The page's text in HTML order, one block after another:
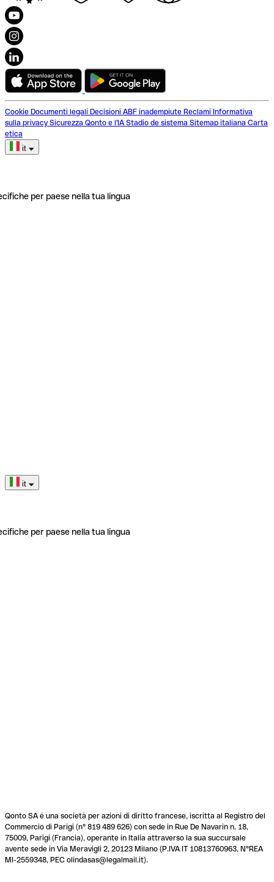
Cookie Documenti legali Decisioni ABF inadempiute Reclami Informativa
sulla privacy Sicurezza Qonto e l'IA Stadio de sistema Sitemap italiana Carta
etica
it
per paese nella tua lingua
it
per paese nella tua lingua
Qonto SA é una società per azioni di diritto francese, iscritta al Registro del
Commercio di Parigi (n° 819 489 626) con sede in Rue De Navarin n. 18,
75009, Parigi (Francia), operante in Italia attraverso la sua succursale
avente sede in Via Meravigli 2, 20123 Milano (P.IVA IT 10813760963, N°REA
MI-2559348, PEC olindasas@legalmail.it).